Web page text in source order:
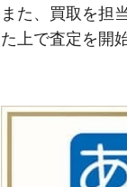
また、買取を担
た上で査定を開